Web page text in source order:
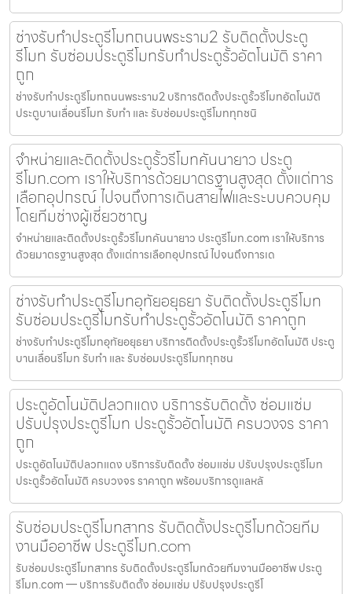
ช่างรับทำประตูรีโมทถนนพระราม2 รับติดตั้งประตู
รีโมท รับซ่อมประตูรีโมทรับทำประตูรั้วอัตโนมัติ ราคา
ถูก
ช่างรับทำประตูรีโมทถนนพระราม2 บริการติดตั้งประตูรั้วรีโมทอัตโนมัติ
ประตูบานเลื่อนรีโมท รับทำ และ รับซ่อมประตูรีโมททุกชนิ
จำหน่ายและติดตั้งประตูรั้วรีโมทคันนายาว ประตู
รีโมท.com เราให้บริการด้วยมาตรฐานสูงสุด ตั้งแต่การ
เลือกอุปกรณ์ ไปจนถึงการเดินสายไฟและระบบควบคุม
โดยทีมช่างผู้เชี่ยวชาญ
จำหน่ายและติดตั้งประตูรั้วรีโมทคันนายาว ประตูรีโมท.com เราให้บริการ
ด้วยมาตรฐานสูงสุด ตั้งแต่การเลือกอุปกรณ์ ไปจนถึงการเด
ช่างรับทำประตูรีโมทอุทัยอยุธยา รับติดตั้งประตูรีโมท
รับซ่อมประตูรีโมทรับทำประตูรั้วอัตโนมัติ ราคาถูก
ช่างรับทำประตูรีโมทอุทัยอยุธยา บริการติดตั้งประตูรั้วรีโมทอัตโนมัติ ประตู
บานเลื่อนรีโมท รับทำ และ รับซ่อมประตูรีโมททุกชน
ประตูอัตโนมัติปลวกแดง บริการรับติดตั้ง ซ่อมแซ่ม
ปรับปรุงประตูรีโมท ประตูรั้วอัตโนมัติ ครบวงจร ราคา
ถูก
ประตูอัตโนมัติปลวกแดง บริการรับติดตั้ง ซ่อมแซ่ม ปรับปรุงประตูรีโมท
ประตูรั้วอัตโนมัติ ครบวงจร ราคาถูก พร้อมบริการดูแลหลั
รับซ่อมประตูรีโมทสาทร รับติดตั้งประตูรีโมทด้วยทีม
งานมืออาชีพ ประตูรีโมท.com
รับซ่อมประตูรีโมทสาทร รับติดตั้งประตูรีโมทด้วยทีมงานมืออาชีพ ประตู
รีโมท.com — บริการรับติดตั้ง ซ่อมแซ่ม ปรับปรุงประตูรีโ